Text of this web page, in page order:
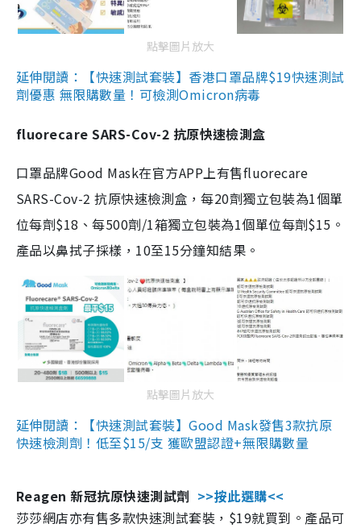
點擊圖片放大
延伸閱讀：【快速測試套裝】香港口罩品牌$19快速測試
劑優惠 無限購數量！可檢測Omicron病毒
fluorecare SARS-Cov-2 抗原快速檢測盒
口罩品牌Good Mask在官方APP上有售fluorecare
SARS-Cov-2 抗原快速檢測盒，每20劑獨立包裝為1個單
位每劑$18、每500劑/1箱獨立包裝為1個單位每劑$15。
產品以鼻拭子採樣，10至15分鐘知結果。
點擊圖片放大
延伸閱讀：【快速測試套裝】Good Mask發售3款抗原
快速檢測劑！低至$15/支 獲歐盟認證+無限購數量
Reagen 新冠抗原快速測試劑 >>按此選購<<
莎莎網店亦有售多款快速測試套裝，$19就買到。產品可